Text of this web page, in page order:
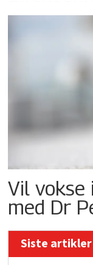
Vil vokse
med Dr
Siste artikler